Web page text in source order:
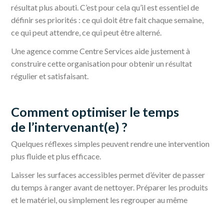
résultat plus abouti. C’est pour cela qu’il est essentiel de
définir ses priorités : ce qui doit être fait chaque semaine,
ce qui peut attendre, ce qui peut être alterné.
Une agence comme Centre Services aide justement à
construire cette organisation pour obtenir un résultat
régulier et satisfaisant.
Comment optimiser le temps
de l’intervenant(e) ?
Quelques réflexes simples peuvent rendre une intervention
plus fluide et plus efficace.
Laisser les surfaces accessibles permet d’éviter de passer
du temps à ranger avant de nettoyer. Préparer les produits
et le matériel, ou simplement les regrouper au même